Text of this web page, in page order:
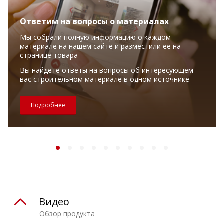
Ответим на вопросы о материалах
Мы собрали полную информацию о каждом
материале на нашем сайте и разместили ее на
странице товара
Вы найдете ответы на вопросы об интересующем
вас строительном материале в одном источнике
Подробнее
Обзор продукта
Видео